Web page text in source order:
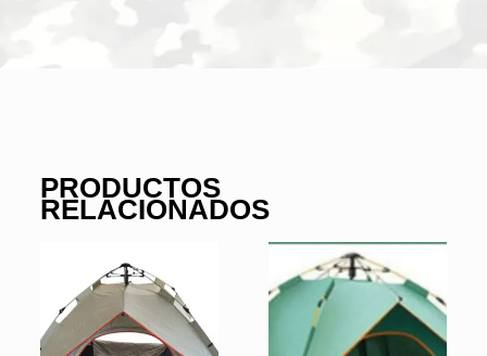
PRODUCTOS
RELACIONADOS